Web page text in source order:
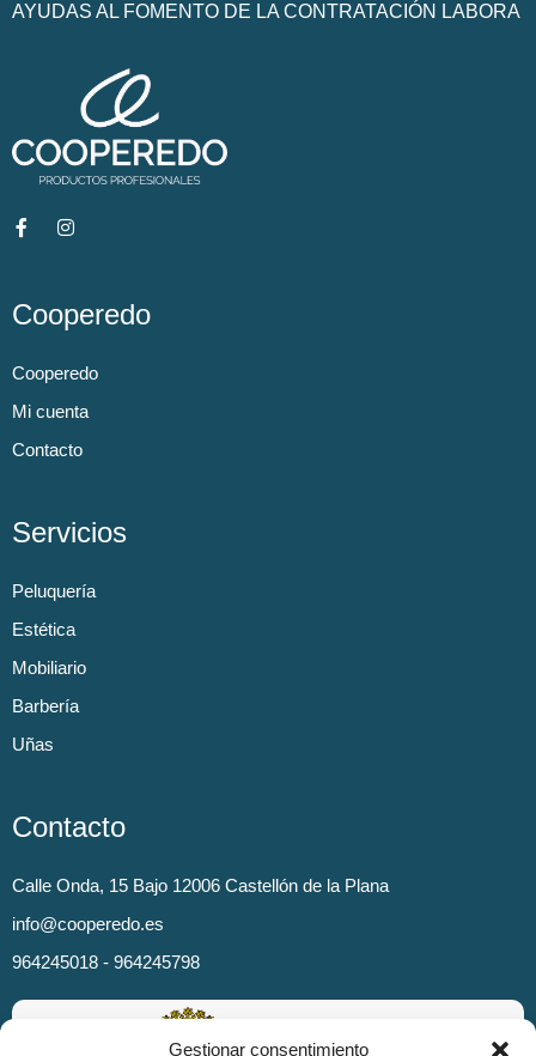
Gestionar consentimiento
AYUDAS AL FOMENTO DE LA CONTRATACIÓN LABORA
Cooperedo
Cooperedo
Mi cuenta
Contacto
Servicios
Peluquería
Estética
Mobiliario
Barbería
Uñas
Contacto
Calle Onda, 15 Bajo 12006 Castellón de la Plana
info@cooperedo.es
964245018 - 964245798